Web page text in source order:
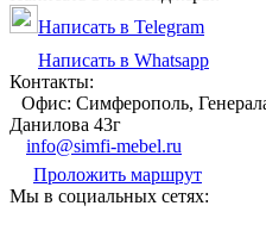
Написать в Telegram
Написать в Whatsapp
Контакты:
Офис: Симферополь,
Данилова 43г
info@simfi-mebel.ru
Проложить маршрут
Мы в социальных сетях: